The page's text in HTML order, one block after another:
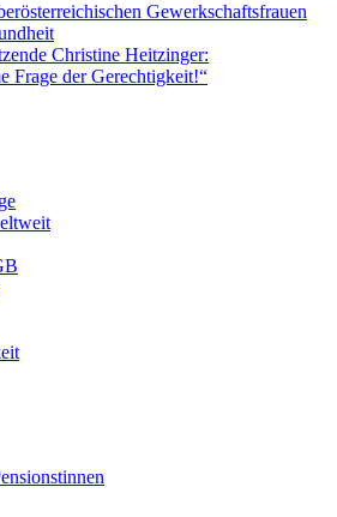
Gewerkschaftsfrauen
Christine Heitzinger:
Frage der Gerechtigkeit!“